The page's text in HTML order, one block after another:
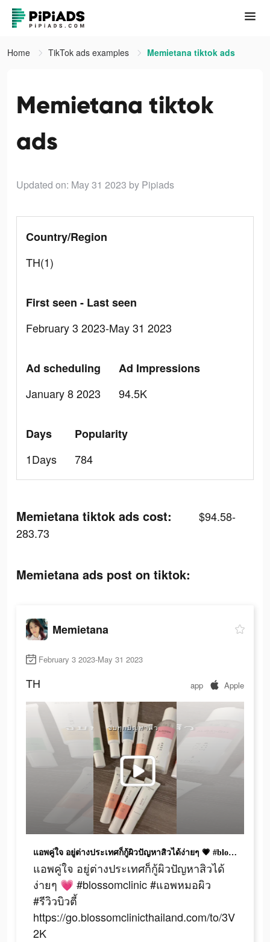
Home TikTok ads examples Memietana tiktok ads
Memietana tiktok
ads
Updated on: May 31 2023 by Pipiads
Country/Region
TH(1)
First seen - Last seen
February 3 2023-May 31 2023
Ad scheduling
January 8 2023
Ad Impressions
94.5K
Days
1Days
Popularity
784
Memietana tiktok ads cost:
$94.58-
283.73
Memietana ads post on tiktok:
Memietana
February 3 2023-May 31 2023
TH app Apple
แอพคู่ใจ อยู่ต่างประเทศก็กู้ผิวปัญหาสิวได้ง่ายๆ 💗 #blossomclinic #แอพหมอผิว #รีวิวบิวตี้ https://go.blossomclinicthailand.com/to/3V2K
แอพคู่ใจ อยู่ต่างประเทศก็กู้ผิวปัญหาสิวได้
ง่ายๆ 💗 #blossomclinic #แอพหมอผิว
#รีวิวบิวตี้
https://go.blossomclinicthailand.com/to/3V
2K